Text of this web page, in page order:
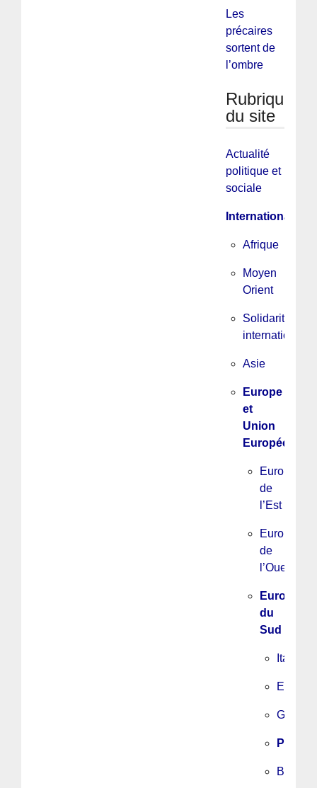
Les
précaires
sortent de
l’ombre
Rubriques
du site
Actualité
politique et
sociale
International
Afrique
Moyen
Orient
Solidarité
internationale
Asie
Europe
et
Union
Européenne
Europe
de
l’Est
Europe
de
l’Ouest
Europe
du
Sud
Italie
Grèce
Balkans